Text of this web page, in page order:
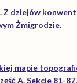
Z dziejów
Żmigrodzie.
mapie
A. Sekcje 81-